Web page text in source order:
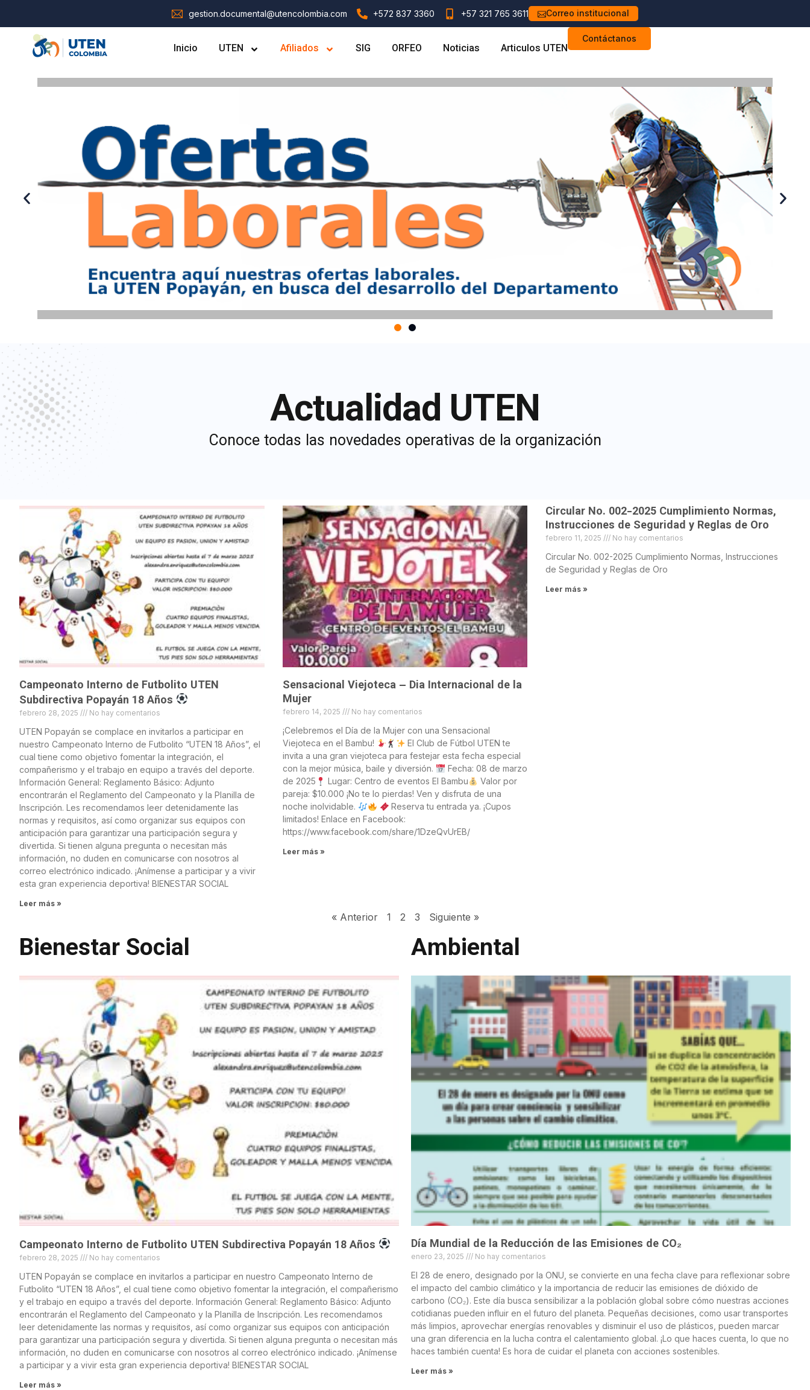
gestion.documental@utencolombia.com +572 837 3360 +57 321 765 3611 Correo institucional
Inicio UTEN Afiliados SIG ORFEO Noticias Articulos UTEN
Contáctanos
Actualidad UTEN
Conoce todas las novedades operativas de la organización
Campeonato Interno de Futbolito UTEN
Subdirectiva Popayán 18 Años
febrero 28, 2025 No hay comentarios
UTEN Popayán se complace en invitarlos a participar en
nuestro Campeonato Interno de Futbolito “UTEN 18 Años”, el
cual tiene como objetivo fomentar la integración, el
compañerismo y el trabajo en equipo a través del deporte.
Información General: Reglamento Básico: Adjunto
encontrarán el Reglamento del Campeonato y la Planilla de
Inscripción. Les recomendamos leer detenidamente las
normas y requisitos, así como organizar sus equipos con
anticipación para garantizar una participación segura y
divertida. Si tienen alguna pregunta o necesitan más
información, no duden en comunicarse con nosotros al
correo electrónico indicado. ¡Anímense a participar y a vivir
esta gran experiencia deportiva! BIENESTAR SOCIAL
Leer más »
Sensacional Viejoteca – Dia Internacional de la
Mujer
febrero 14, 2025 No hay comentarios
¡Celebremos el Día de la Mujer con una Sensacional
Viejoteca en el Bambu!
El Club de Fútbol UTEN te
invita a una gran viejoteca para festejar esta fecha especial
con la mejor música, baile y diversión.
Fecha: 08 de marzo
de 2025
Lugar: Centro de eventos El Bambu
Valor por
pareja: $10.000 ¡No te lo pierdas! Ven y disfruta de una
noche inolvidable.
Reserva tu entrada ya. ¡Cupos
limitados! Enlace en Facebook:
https://www.facebook.com/share/1DzeQvUrEB/
Leer más »
Circular No. 002-2025 Cumplimiento Normas,
Instrucciones de Seguridad y Reglas de Oro
febrero 11, 2025 No hay comentarios
Circular No. 002-2025 Cumplimiento Normas, Instrucciones
de Seguridad y Reglas de Oro
Leer más »
« Anterior 1 2 3 Siguiente »
Bienestar Social Ambiental
Campeonato Interno de Futbolito UTEN Subdirectiva Popayán 18 Años
febrero 28, 2025 No hay comentarios
UTEN Popayán se complace en invitarlos a participar en nuestro Campeonato Interno de
Futbolito “UTEN 18 Años”, el cual tiene como objetivo fomentar la integración, el compañerismo
y el trabajo en equipo a través del deporte. Información General: Reglamento Básico: Adjunto
encontrarán el Reglamento del Campeonato y la Planilla de Inscripción. Les recomendamos
leer detenidamente las normas y requisitos, así como organizar sus equipos con anticipación
para garantizar una participación segura y divertida. Si tienen alguna pregunta o necesitan más
información, no duden en comunicarse con nosotros al correo electrónico indicado. ¡Anímense
a participar y a vivir esta gran experiencia deportiva! BIENESTAR SOCIAL
Leer más »
Día Mundial de la Reducción de las Emisiones de CO₂
enero 23, 2025 No hay comentarios
El 28 de enero, designado por la ONU, se convierte en una fecha clave para reflexionar sobre
el impacto del cambio climático y la importancia de reducir las emisiones de dióxido de
carbono (CO₂). Este día busca sensibilizar a la población global sobre cómo nuestras acciones
cotidianas pueden influir en el futuro del planeta. Pequeñas decisiones, como usar transportes
más limpios, aprovechar energías renovables y disminuir el uso de plásticos, pueden marcar
una gran diferencia en la lucha contra el calentamiento global. ¡Lo que haces cuenta, lo que no
haces también cuenta! Es hora de cuidar el planeta con acciones sostenibles.
Leer más »